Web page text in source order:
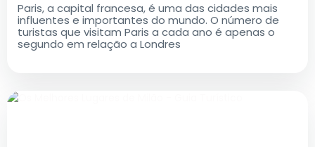
Paris, a capital francesa, é uma das cidades mais
influentes e importantes do mundo. O número de
turistas que visitam Paris a cada ano é apenas o
segundo em relação a Londres